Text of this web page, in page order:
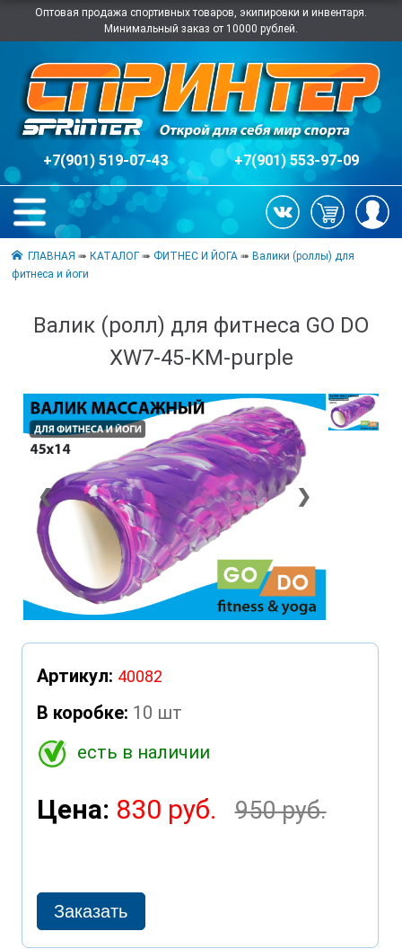
Оптовая продажа спортивных товаров, экипировки и инвентаря.
Минимальный заказ от 10000 рублей.
+7(901) 519-07-43 +7(901) 553-97-09
ГЛАВНАЯ ➠КАТАЛОГ ➠ ФИТНЕС И ЙОГА ➠Валики (роллы) для
фитнеса и йоги
Валик (ролл) для фитнеса GO DO
XW7-45-KM-purple
❮ ❯
Артикул: 40082
В коробке: 10 шт
есть в наличии
Цена: 830 руб. 950 руб.